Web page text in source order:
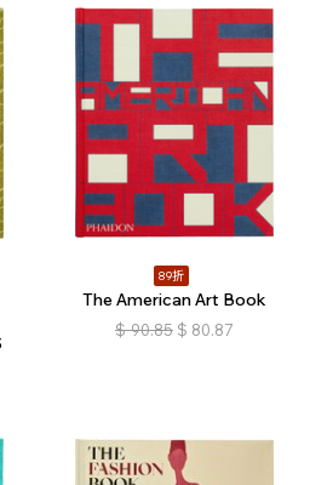
89折
The American Art Book
$ 90.85 $ 80.87